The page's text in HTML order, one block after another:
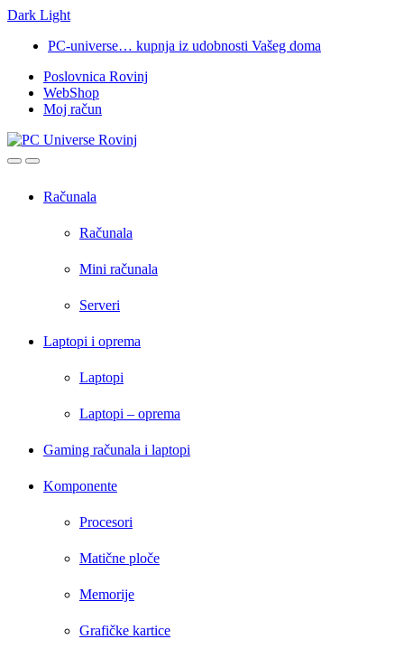
Dark Light
navigation
content
PC-universe… kupnja iz udobnosti Vašeg doma
Poslovnica Rovinj
WebShop
Moj račun
OpenClose
Računala
Računala
Mini računala
Serveri
Laptopi i oprema
Laptopi
Laptopi – oprema
Gaming računala i laptopi
Komponente
Procesori
Matične ploče
Memorije
Grafičke kartice